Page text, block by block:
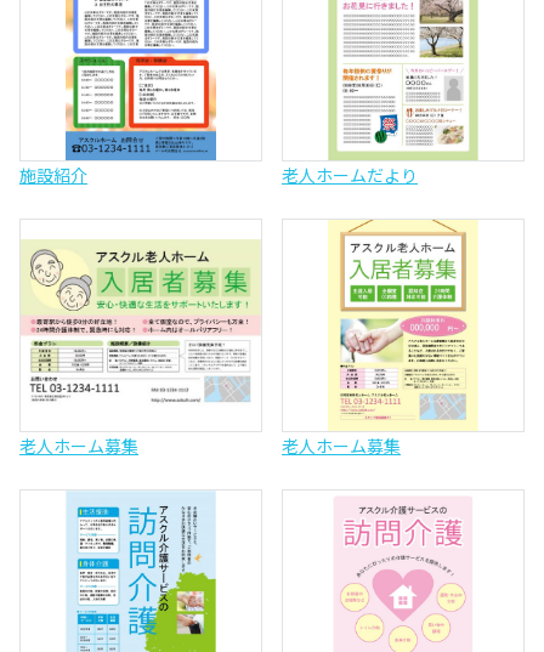
施設紹介 老人ホームだより
老人ホーム募集 老人ホーム募集